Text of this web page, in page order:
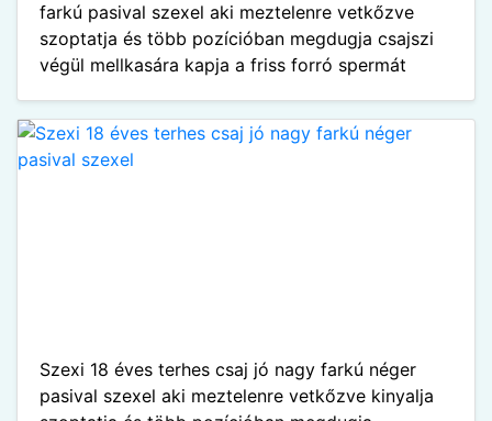
farkú pasival szexel aki meztelenre vetkőzve
szoptatja és több pozícióban megdugja csajszi
végül mellkasára kapja a friss forró spermát
Szexi 18 éves terhes csaj jó nagy farkú néger
pasival szexel aki meztelenre vetkőzve kinyalja